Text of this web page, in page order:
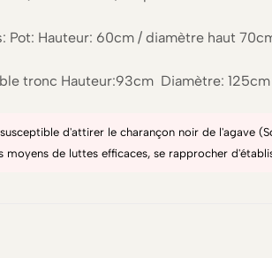
Pot: Hauteur: 60cm / diamètre haut
tronc Hauteur:93cm Diamètre: 125cm
d'attirer le charançon noir de l'agave
moyens de luttes efficaces, se rapprocher